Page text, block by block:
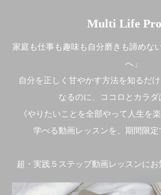
Multi Life
家庭も仕事も趣味も自分磨きも諦めな
へ」
自分を正しく甘やかす方法を知るだ
なるのに、ココロとカラダ
《やりたいことを全部やって人生を
学べる動画レッスンを、期間限定
超・実践５ステップ動画レッスンにお